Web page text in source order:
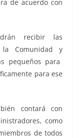
de acuerdo con
recibir las
Comunidad y
pequeños para
para ese
contará con
como
de todos